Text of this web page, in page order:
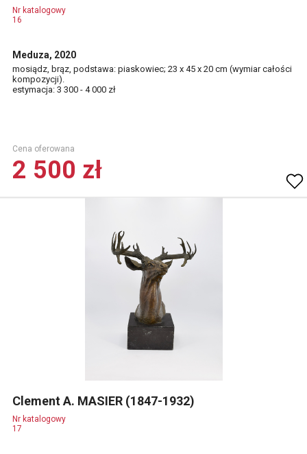
Nr katalogowy
16
Meduza, 2020
mosiądz, brąz, podstawa: piaskowiec; 23 x 45 x 20 cm (wymiar całości
kompozycji).
estymacja: 3 300 - 4 000 zł
Cena oferowana
2 500 zł
Clement A. MASIER (1847-1932)
Nr katalogowy
17